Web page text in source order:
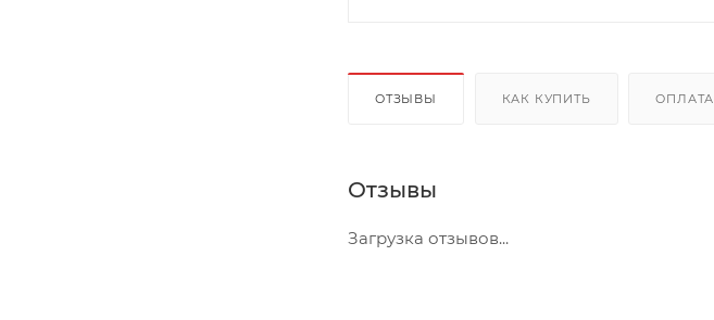
ОТЗЫВЫ КАК КУПИТЬ ОПЛАТА
Отзывы
Загрузка отзывов...